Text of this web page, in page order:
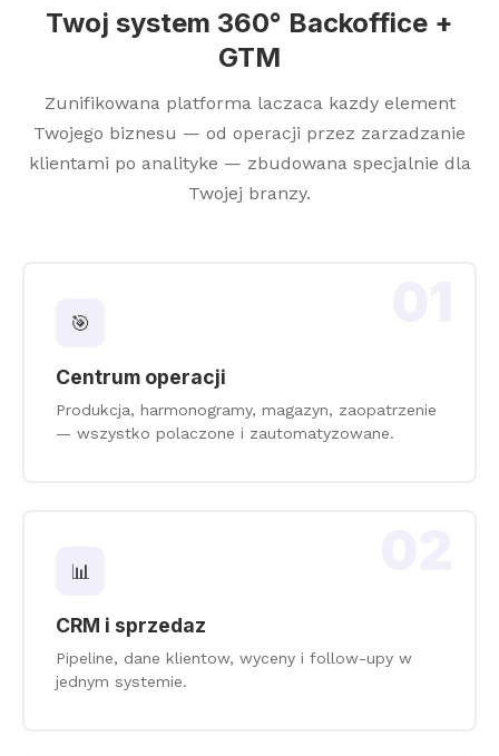
Twoj system 360° Backoffice +
GTM
Zunifikowana platforma laczaca kazdy element
Twojego biznesu — od operacji przez zarzadzanie
klientami po analityke — zbudowana specjalnie dla
Twojej branzy.
🎯
Centrum operacji
Produkcja, harmonogramy, magazyn, zaopatrzenie
— wszystko polaczone i zautomatyzowane.
📊
CRM i sprzedaz
Pipeline, dane klientow, wyceny i follow-upy w
jednym systemie.